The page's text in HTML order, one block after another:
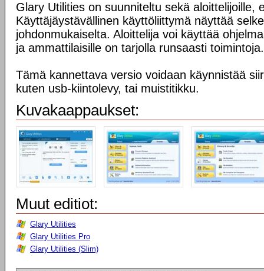
Glary Utilities on suunniteltu sekä aloittelijoille,
Käyttäjäystävällinen käyttöliittymä näyttää
johdonmukaiselta. Aloittelija voi käyttää
ja ammattilaisille on tarjolla runsaasti toimintoja.
Tämä kannettava versio voidaan käynnistää
kuten usb-kiintolevy, tai muistitikku.
Kuvakaappaukset:
Muut editiot:
Glary Utilities
Glary Utilities Pro
Glary Utilities (Slim)